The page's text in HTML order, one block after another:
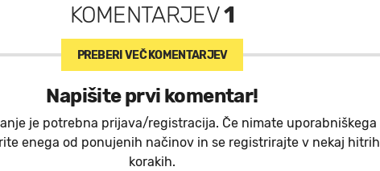
KOMENTARJEV1
PREBERI VEČ KOMENTARJEV
Napišite prvi komentar!
je potrebna prijava/registracija. Če nimate uporabniškega
enega od ponujenih načinov in se registrirajte v nekaj hitrih
korakih.